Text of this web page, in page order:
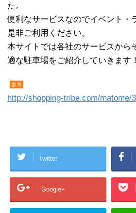
た。
便利なサービスなのでイベント・
是非ご利用ください。
本サイトでは各社のサービスから
適な駐車場をご紹介していきます！
参考
http://shopping-tribe.com/matome/
Twitter
Google+